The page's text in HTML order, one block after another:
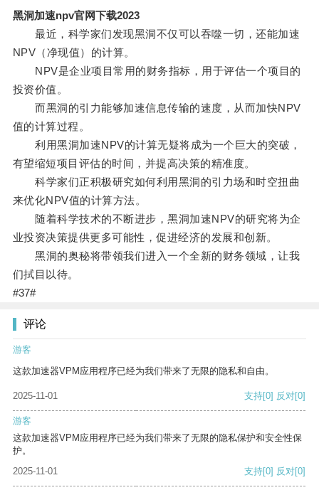
黑洞加速npv官网下载2023
最近，科学家们发现黑洞不仅可以吞噬一切，还能加速
NPV（净现值）的计算。
NPV是企业项目常用的财务指标，用于评估一个项目的
投资价值。
而黑洞的引力能够加速信息传输的速度，从而加快NPV
值的计算过程。
利用黑洞加速NPV的计算无疑将成为一个巨大的突破，
有望缩短项目评估的时间，并提高决策的精准度。
科学家们正积极研究如何利用黑洞的引力场和时空扭曲
来优化NPV值的计算方法。
随着科学技术的不断进步，黑洞加速NPV的研究将为企
业投资决策提供更多可能性，促进经济的发展和创新。
黑洞的奥秘将带领我们进入一个全新的财务领域，让我
们拭目以待。
#37#
评论
游客
这款加速器VPM应用程序已经为我们带来了无限的隐私和自由。
2025-11-01 支持[0] 反对[0]
游客
这款加速器VPM应用程序已经为我们带来了无限的隐私保护和安全性保
护。
2025-11-01
支持[0] 反对[0]